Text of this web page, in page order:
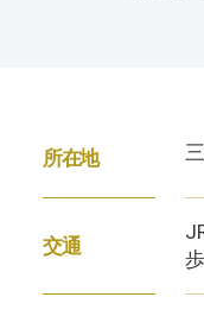
所在地
交通